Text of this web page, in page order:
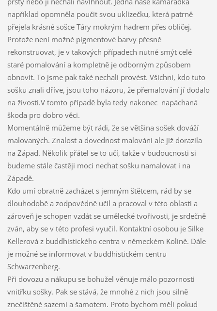
například opomněla poučit svou uklízečku, která patrně
přejela krásné sošce Táry mokrým hadrem přes obličej.
Protože není možné pigmentové barvy přesně
rekonstruovat, je v takových případech nutné smýt celé
staré pomalování a kompletně je odborným způsobem
obnovit. To jsme pak také nechali provést. Všichni, kdo tuto
sošku znali dříve, jsou toho názoru, že přemalování jí dodalo
na živosti.V tomto případě byla tedy nakonec napáchaná
škoda pro dobro věci.
Momentálně můžeme být rádi, že se většina sošek dováží
malovaných. Znalost a dovednost malování ale již dorazila
na Západ. Několik přátel se to učí, takže v budoucnosti si
budeme stále častěji moci nechat sošku namalovat i na
Západě.
Kdo umí obratně zacházet s jemným štětcem, rád by se
dlouhodobě a zodpovědně učil a pracoval v této oblasti a
zároveň je schopen vzdát se umělecké tvořivosti, je srdečně
zván, aby se v této profesi vyučil. Kontaktní osobou je Silke
Kellerová z buddhistického centra v německém Kolíně. Dále
je možné se informovat v buddhistickém centru
Schwarzenberg.
Při dovozu a nákupu se bohužel věnuje málo pozornosti
vnitřku sošky. Pak se stává, že mnohé z nich jsou silně
znečištěné sazemi a šamotem. Proto bychom měli pokud